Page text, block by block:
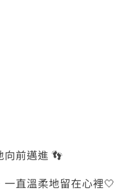
向前邁進 👣
直溫柔地留在心裡🤍